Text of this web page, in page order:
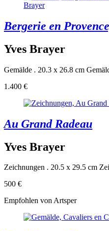
Bergerie en
Yves Brayer
Gemälde . 20.3 x 26.8 cm
1.400 €
Au Grand Radeau
Yves Brayer
Zeichnungen . 20.5 x 29.5 cm
500 €
Empfohlen von Artsper